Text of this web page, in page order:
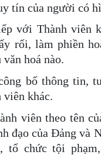
tín của người có
với Thành viên
rối, làm phiền
hoá nào.
bố thông tin,
viên khác.
viên theo tên
đạo của Đảng và
tổ chức tội